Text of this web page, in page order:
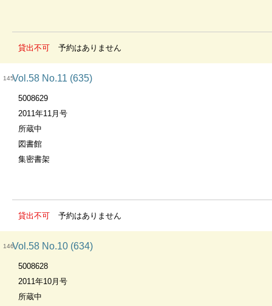
貸出不可 予約はありません
145Vol.58 No.11 (635)
5008629
2011年11月号
所蔵中
図書館
集密書架
貸出不可 予約はありません
146Vol.58 No.10 (634)
5008628
2011年10月号
所蔵中